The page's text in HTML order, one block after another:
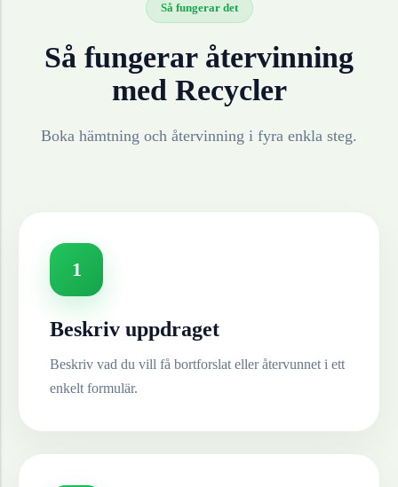
Så fungerar det
Så fungerar återvinning
med Recycler
Boka hämtning och återvinning i fyra enkla steg.
1
Beskriv uppdraget
Beskriv vad du vill få bortforslat eller återvunnet i ett
enkelt formulär.